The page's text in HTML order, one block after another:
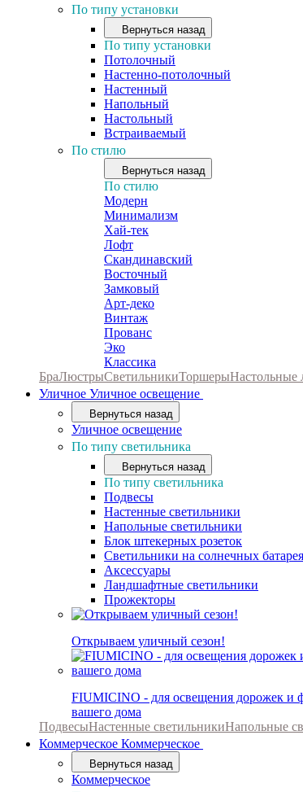
По типу установки
Вернуться назад
По типу установки
Потолочный
Настенно-потолочный
Настенный
Напольный
Настольный
Встраиваемый
По стилю
Вернуться назад
По стилю
Модерн
Минимализм
Хай-тек
Лофт
Скандинавский
Восточный
Замковый
Арт-деко
Винтаж
Прованс
Эко
Классика
БраЛюстрыСветильникиТоршерыНастольные
Уличное Уличное освещение
Вернуться назад
Уличное освещение
По типу светильника
Вернуться назад
По типу светильника
Подвесы
Настенные светильники
Напольные светильники
Блок штекерных розеток
Светильники на солнечных
Аксессуары
Ландшафтные светильники
Прожекторы
Открываем уличный сезон!
FIUMICINO - для освещения дорожек и
вашего дома
ПодвесыНастенные светильникиНапольные
Коммерческое Коммерческое
Вернуться назад
Коммерческое